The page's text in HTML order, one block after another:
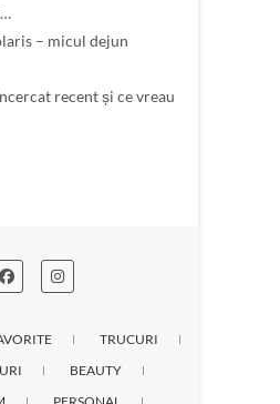
– micul dejun
recent și ce vreau
TRUCURI
BEAUTY